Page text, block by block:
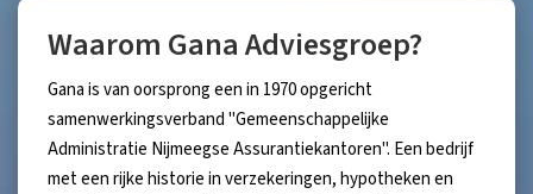
Waarom Gana Adviesgroep?
Gana is van oorsprong een in 1970 opgericht
samenwerkingsverband "Gemeenschappelijke
Administratie Nijmeegse Assurantiekantoren". Een bedrijf
met een rijke historie in verzekeringen, hypotheken en